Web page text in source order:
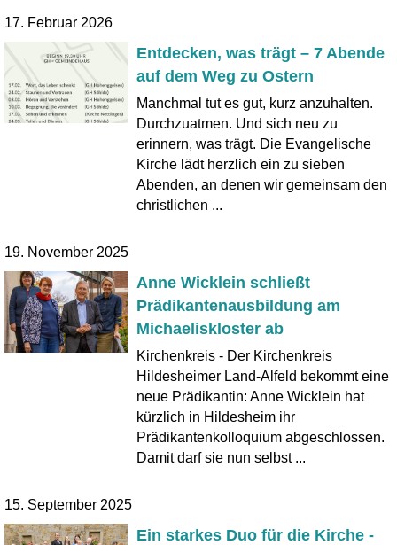
17. Februar 2026
Entdecken, was trägt – 7 Abende
auf dem Weg zu Ostern
Manchmal tut es gut, kurz anzuhalten.
Durchzuatmen. Und sich neu zu
erinnern, was trägt. Die Evangelische
Kirche lädt herzlich ein zu sieben
Abenden, an denen wir gemeinsam den
christlichen ...
19. November 2025
Anne Wicklein schließt
Prädikantenausbildung am
Michaeliskloster ab
Kirchenkreis - Der Kirchenkreis
Hildesheimer Land-Alfeld bekommt eine
neue Prädikantin: Anne Wicklein hat
kürzlich in Hildesheim ihr
Prädikantenkolloquium abgeschlossen.
Damit darf sie nun selbst ...
15. September 2025
Ein starkes Duo für die Kirche -